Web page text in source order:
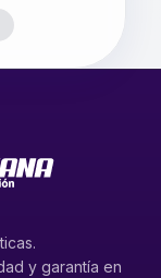
y garantía en